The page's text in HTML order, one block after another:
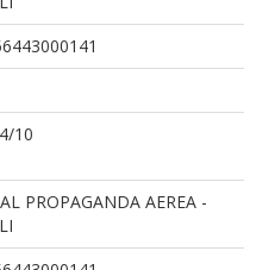
10
PROPAGANDA AEREA -